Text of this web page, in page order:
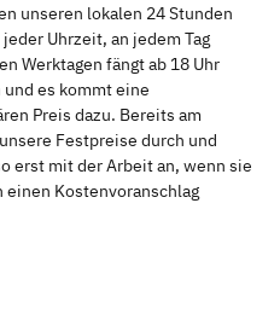
unseren lokalen 24 Stunden
Uhrzeit, an jedem Tag
Werktagen fängt ab 18 Uhr
es kommt eine
Preis dazu. Bereits am
Festpreise durch und
erst mit der Arbeit an, wenn sie
Kostenvoranschlag